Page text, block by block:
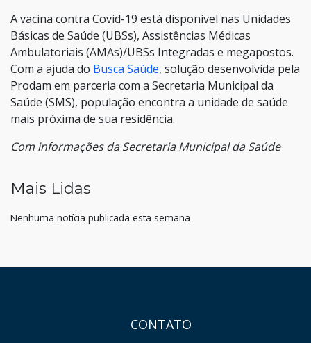
A vacina contra Covid-19 está disponível nas Unidades
Básicas de Saúde (UBSs), Assistências Médicas
Ambulatoriais (AMAs)/UBSs Integradas e megapostos.
Com a ajuda do Busca Saúde, solução desenvolvida pela
Prodam em parceria com a Secretaria Municipal da
Saúde (SMS), população encontra a unidade de saúde
mais próxima de sua residência.
Com informações da Secretaria Municipal da Saúde
Mais Lidas
Nenhuma notícia publicada esta semana
CONTATO